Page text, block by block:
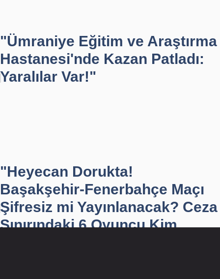
"Ümraniye Eğitim ve Araştırma
Hastanesi'nde Kazan Patladı:
Yaralılar Var!"
"Heyecan Dorukta!
Başakşehir-Fenerbahçe Maçı
Şifresiz mi Yayınlanacak? Ceza
Sınırındaki 6 Oyuncu Kim...